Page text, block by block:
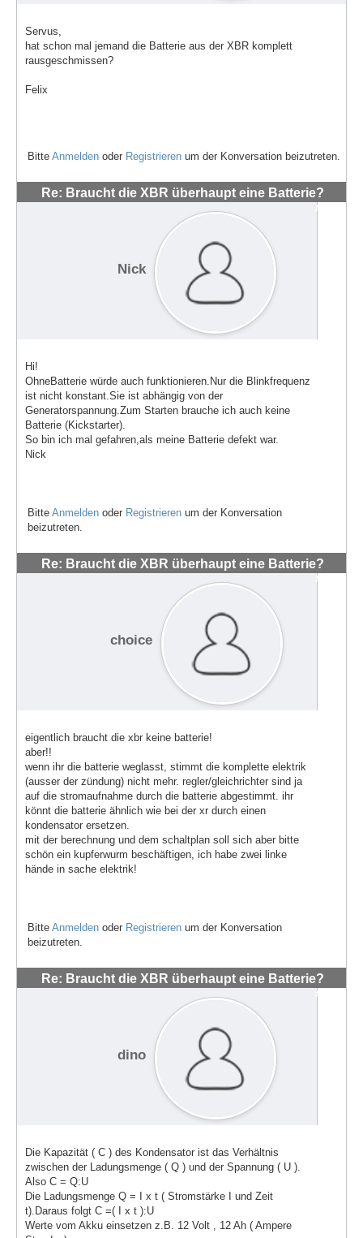
Servus,
hat schon mal jemand die Batterie aus der XBR komplett
rausgeschmissen?
Felix
Bitte Anmelden oder Registrieren um der Konversation beizutreten.
Re: Braucht die XBR überhaupt eine Batterie?
#831
Nick
Hi!
OhneBatterie würde auch funktionieren.Nur die Blinkfrequenz
ist nicht konstant.Sie ist abhängig von der
Generatorspannung.Zum Starten brauche ich auch keine
Batterie (Kickstarter).
So bin ich mal gefahren,als meine Batterie defekt war.
Nick
Bitte Anmelden oder Registrieren um der Konversation
beizutreten.
Re: Braucht die XBR überhaupt eine Batterie?
#837
choice
eigentlich braucht die xbr keine batterie!
aber!!
wenn ihr die batterie weglasst, stimmt die komplette elektrik
(ausser der zündung) nicht mehr. regler/gleichrichter sind ja
auf die stromaufnahme durch die batterie abgestimmt. ihr
könnt die batterie ähnlich wie bei der xr durch einen
kondensator ersetzen.
mit der berechnung und dem schaltplan soll sich aber bitte
schön ein kupferwurm beschäftigen, ich habe zwei linke
hände in sache elektrik!
Bitte Anmelden oder Registrieren um der Konversation
beizutreten.
Re: Braucht die XBR überhaupt eine Batterie?
#864
dino
Die Kapazität ( C ) des Kondensator ist das Verhältnis
zwischen der Ladungsmenge ( Q ) und der Spannung ( U ).
Also C = Q:U
Die Ladungsmenge Q = I x t ( Stromstärke I und Zeit
t).Daraus folgt C =( I x t ):U
Werte vom Akku einsetzen z.B. 12 Volt , 12 Ah ( Ampere